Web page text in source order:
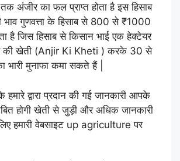
अंजीर का फल प्राप्त होता है इस हिसाब
भाव गुणवत्ता के हिसाब से 800 से ₹1000
है जिस हिसाब से किसान भाई एक हेक्टेयर
खेती (Anjir Ki Kheti )करके 30 से
मुनाफा कमा सकते हैं |
द्वारा प्रदान की गई जानकारी आपके
होगी खेती से जुड़ी और अधिक जानकारी
हमारी वेबसाइट up agriculture पर